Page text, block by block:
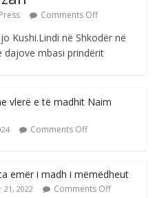
Comments Off
Kushi.Lindi në Shkodër në
dajove mbasi prindërit
vlerë e të madhit Naim
Comments Off
emër i madh i mëmëdheut
2022 Comments Off